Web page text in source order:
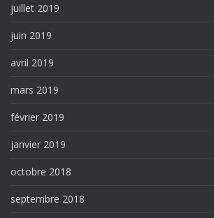
juillet 2019
juin 2019
avril 2019
mars 2019
février 2019
janvier 2019
octobre 2018
septembre 2018